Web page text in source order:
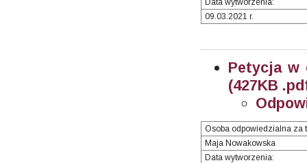
Data wytworzenia:
09.03.2021 r.
Petycja w
(427KB
Osoba odpowiedzialna za
Maja Nowakowska
Data wytworzenia: